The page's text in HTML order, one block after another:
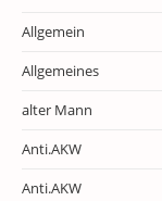
Allgemein
Allgemeines
alter Mann
Anti.AKW
Anti.AKW